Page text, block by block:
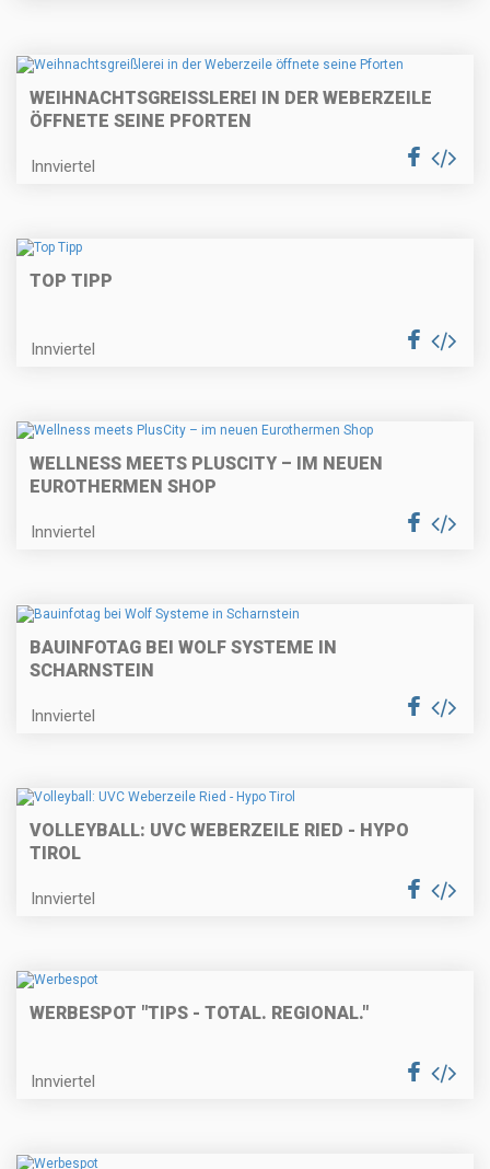
WEIHNACHTSGREISSLEREI IN DER WEBERZEILE Ö
FFNETE SEINE PFORTEN
Innviertel
TOP TIPP
Innviertel
WELLNESS MEETS PLUSCITY – IM NEUEN
EUROTHERMEN SHOP
Innviertel
BAUINFOTAG BEI WOLF SYSTEME IN
SCHARNSTEIN
Innviertel
VOLLEYBALL: UVC WEBERZEILE RIED - HYPO
TIROL
Innviertel
WERBESPOT "TIPS - TOTAL. REGIONAL."
Innviertel